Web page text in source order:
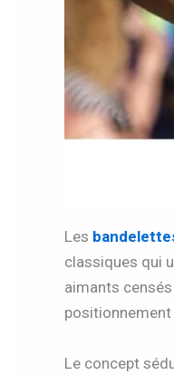
Les
classiques qui
aimants
Le concept